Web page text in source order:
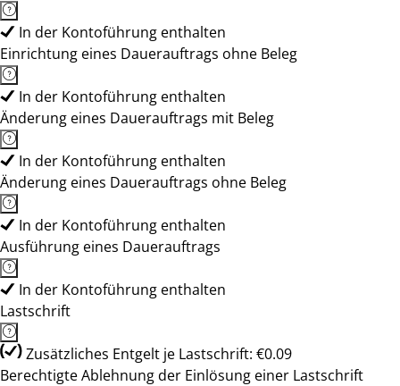
In der Kontoführung enthalten
Einrichtung eines Dauerauftrags ohne Beleg
In der Kontoführung enthalten
Änderung eines Dauerauftrags mit Beleg
In der Kontoführung enthalten
Änderung eines Dauerauftrags ohne Beleg
In der Kontoführung enthalten
Ausführung eines Dauerauftrags
In der Kontoführung enthalten
Lastschrift
Zusätzliches Entgelt je Lastschrift: €0.09
Berechtigte Ablehnung der Einlösung einer Lastschrift